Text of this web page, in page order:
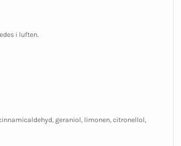
i luften.
geraniol, limonen, citronellol,